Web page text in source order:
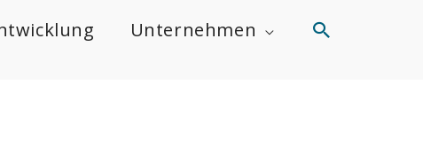
Unternehmen Suchen